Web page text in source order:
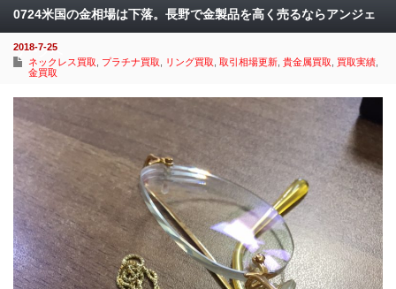
0724米国の金相場は下落。長野で金製品を高く売るならアンジェ
リークへ
2018-7-25
ネックレス買取
プラチナ買取 リング買取 取引相場更新 貴金属買取 買取実績
金買取